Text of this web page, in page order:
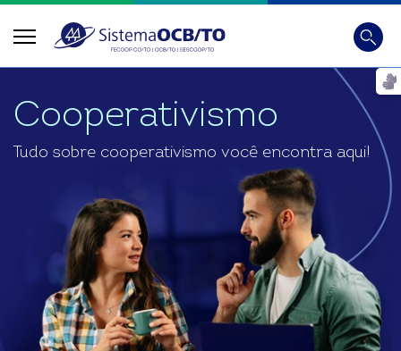
Busca
Cooperativismo
Tudo sobre cooperativismo você encontra aqui!